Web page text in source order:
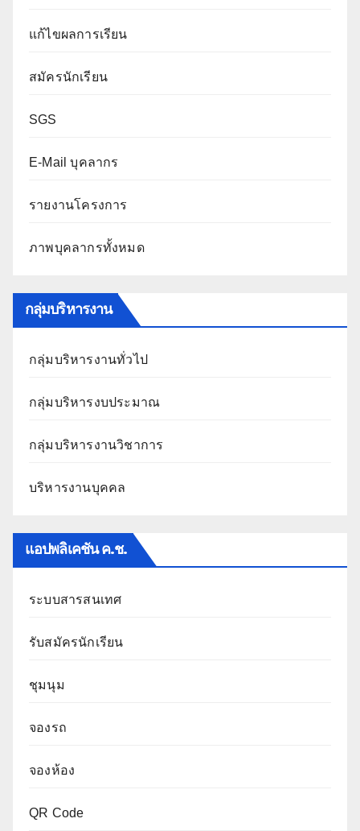
แก้ไขผลการเรียน
สมัครนักเรียน
SGS
E-Mail บุคลากร
รายงานโครงการ
ภาพบุคลากรทั้งหมด
กลุ่มบริหารงาน
กลุ่มบริหารงานทั่วไป
กลุ่มบริหารงบประมาณ
กลุ่มบริหารงานวิชาการ
บริหารงานบุคคล
แอปพลิเคชัน ค.ช.
ระบบสารสนเทศ
รับสมัครนักเรียน
ชุมนุม
จองรถ
จองห้อง
QR Code